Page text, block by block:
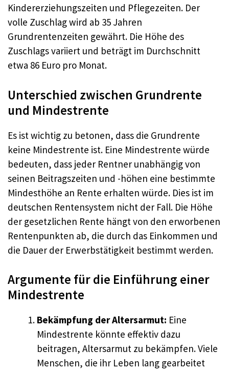
Kindererziehungszeiten und Pflegezeiten. Der
volle Zuschlag wird ab 35 Jahren
Grundrentenzeiten gewährt. Die Höhe des
Zuschlags variiert und beträgt im Durchschnitt
etwa 86 Euro pro Monat.
Unterschied zwischen Grundrente
und Mindestrente
Es ist wichtig zu betonen, dass die Grundrente
keine Mindestrente ist. Eine Mindestrente würde
bedeuten, dass jeder Rentner unabhängig von
seinen Beitragszeiten und -höhen eine bestimmte
Mindesthöhe an Rente erhalten würde. Dies ist im
deutschen Rentensystem nicht der Fall. Die Höhe
der gesetzlichen Rente hängt von den erworbenen
Rentenpunkten ab, die durch das Einkommen und
die Dauer der Erwerbstätigkeit bestimmt werden.
Argumente für die Einführung einer
Mindestrente
Bekämpfung der Altersarmut: Eine
Mindestrente könnte effektiv dazu
beitragen, Altersarmut zu bekämpfen. Viele
Menschen, die ihr Leben lang gearbeitet